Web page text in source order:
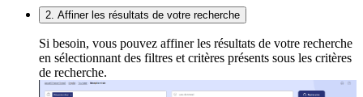
2. Affiner les résultats de votre recherche
Si besoin, vous pouvez affiner les résultats de votre recherche
en sélectionnant des filtres et critères présents sous les critères
de recherche.